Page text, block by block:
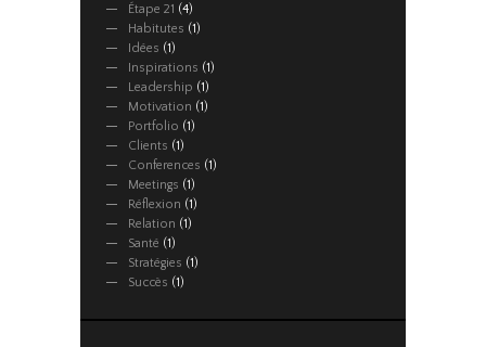
Étape 21 (4)
Habitutes (1)
Idées (1)
Inspirations (1)
Leadership (1)
Motivation (1)
Portfolio (1)
Clients (1)
Conferences (1)
Meetings (1)
Réflexion (1)
Relation (1)
Santé (1)
Stratégies (1)
Succès (1)